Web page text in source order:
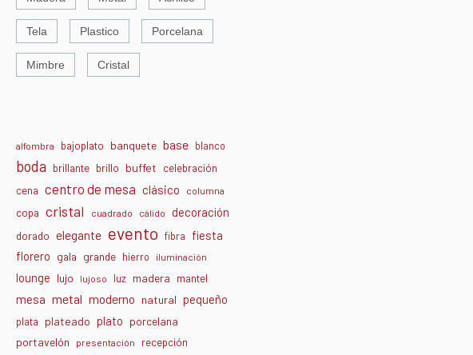
Tela Plastico Porcelana
Mimbre Cristal
alfombra bajoplato banquete base blanco
boda brillante brillo buffet celebración
cena centro de mesa clásico columna
copa cristal cuadrado cálido decoración
dorado elegante evento fibra fiesta
florero gala grande hierro iluminación
lounge lujo lujoso luz madera mantel
mesa metal moderno natural pequeño
plata plateado plato porcelana
portavelón
presentación recepción